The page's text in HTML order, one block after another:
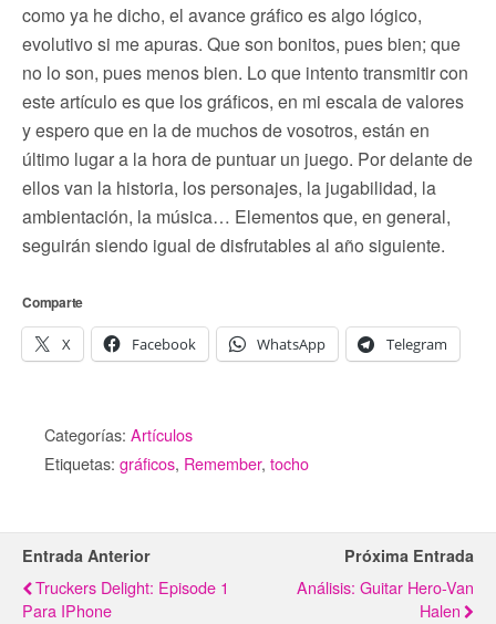
como ya he dicho, el avance gráfico es algo lógico,
evolutivo si me apuras. Que son bonitos, pues bien; que
no lo son, pues menos bien. Lo que intento transmitir con
este artículo es que los gráficos, en mi escala de valores
y espero que en la de muchos de vosotros, están en
último lugar a la hora de puntuar un juego. Por delante de
ellos van la historia, los personajes, la jugabilidad, la
ambientación, la música… Elementos que, en general,
seguirán siendo igual de disfrutables al año siguiente.
Comparte
X Facebook WhatsApp Telegram
Categorías: Artículos
Etiquetas: gráficos, Remember, tocho
Entrada Anterior
Truckers Delight: Episode 1
Para IPhone
Próxima Entrada
Análisis: Guitar Hero-Van
Halen